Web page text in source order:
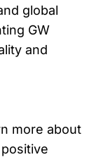
global
GW
and
more about